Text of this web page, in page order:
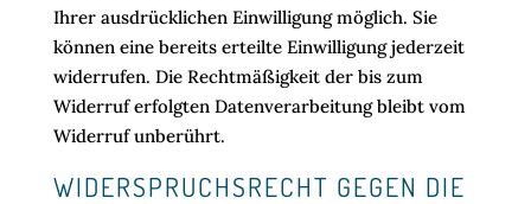
Ihrer ausdrücklichen Einwilligung möglich. Sie
können eine bereits erteilte Einwilligung jederzeit
widerrufen. Die Rechtmäßigkeit der bis zum
Widerruf erfolgten Datenverarbeitung bleibt vom
Widerruf unberührt.
WIDERSPRUCHSRECHT GEGEN DIE